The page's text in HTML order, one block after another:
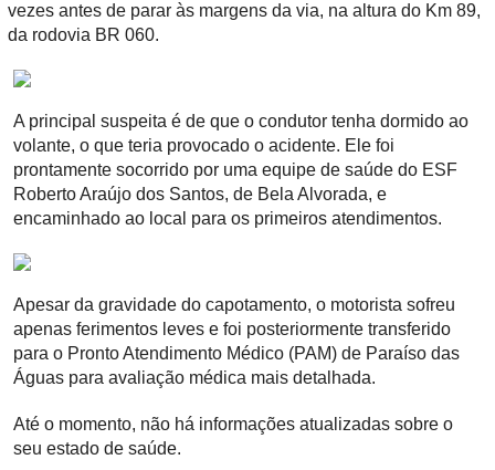
vezes antes de parar às margens da via, na altura do Km 89,
da rodovia BR 060.
A principal suspeita é de que o condutor tenha dormido ao
volante, o que teria provocado o acidente. Ele foi
prontamente socorrido por uma equipe de saúde do ESF
Roberto Araújo dos Santos, de Bela Alvorada, e
encaminhado ao local para os primeiros atendimentos.
Apesar da gravidade do capotamento, o motorista sofreu
apenas ferimentos leves e foi posteriormente transferido
para o Pronto Atendimento Médico (PAM) de Paraíso das
Águas para avaliação médica mais detalhada.
Até o momento, não há informações atualizadas sobre o
seu estado de saúde.